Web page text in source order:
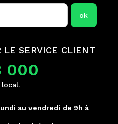
LE SERVICE CLIENT
000
au vendredi de 9h à